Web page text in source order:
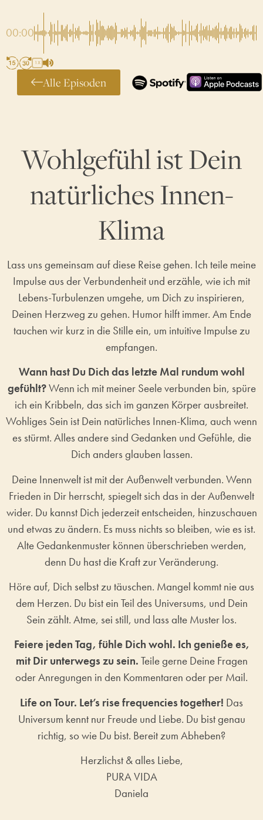
00:00
1X
Alle Episoden
Wohlgefühl ist Dein
natürliches Innen-
Klima
Lass uns gemeinsam auf diese Reise gehen. Ich teile meine
Impulse aus der Verbundenheit und erzähle, wie ich mit
Lebens-Turbulenzen umgehe, um Dich zu inspirieren,
Deinen Herzweg zu gehen. Humor hilft immer. Am Ende
tauchen wir kurz in die Stille ein, um intuitive Impulse zu
empfangen.
Wann hast Du Dich das letzte Mal rundum wohl
gefühlt?Wenn ich mit meiner Seele verbunden bin, spüre
ich ein Kribbeln, das sich im ganzen Körper ausbreitet.
Wohliges Sein ist Dein natürliches Innen-Klima, auch wenn
es stürmt. Alles andere sind Gedanken und Gefühle, die
Dich anders glauben lassen.
Deine Innenwelt ist mit der Außenwelt verbunden. Wenn
Frieden in Dir herrscht, spiegelt sich das in der Außenwelt
wider. Du kannst Dich jederzeit entscheiden, hinzuschauen
und etwas zu ändern. Es muss nichts so bleiben, wie es ist.
Alte Gedankenmuster können überschrieben werden,
denn Du hast die Kraft zur Veränderung.
Höre auf, Dich selbst zu täuschen. Mangel kommt nie aus
dem Herzen. Du bist ein Teil des Universums, und Dein
Sein zählt. Atme, sei still, und lass alte Muster los.
Feiere jeden Tag, fühle Dich wohl. Ich genieße es,
mit Dir unterwegs zu sein. Teile gerne Deine Fragen
oder Anregungen in den Kommentaren oder per Mail.
Life on Tour. Let’s rise frequencies together! Das
Universum kennt nur Freude und Liebe. Du bist genau
richtig, so wie Du bist. Bereit zum Abheben?
Herzlichst & alles Liebe,
PURA VIDA
Daniela